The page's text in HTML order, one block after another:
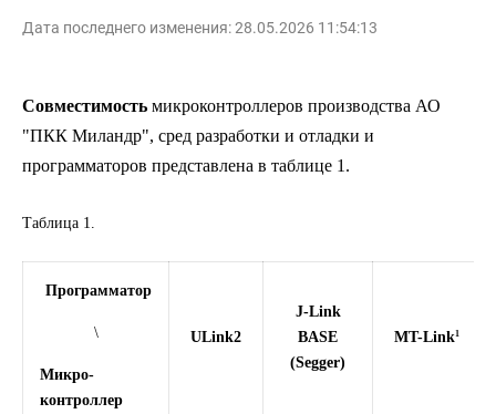
Дата последнего изменения: 28.05.2026 11:54:13
Совместимость микроконтроллеров производства АО
"ПКК Миландр", сред разработки и отладки и
программаторов представлена в таблице 1.
Таблица 1.
Программатор
\
Микро-
контроллер
ULink2
J-Link
BASE
(Segger)
MT-Link1